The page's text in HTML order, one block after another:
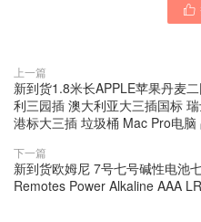

上一篇
新到货1.8米长APPLE苹果丹麦
利三园插 澳大利亚大三插国标
港标大三插 垃圾桶 Mac Pro电
下一篇
新到货欧姆尼 7号七号碱性电池
Remotes Power Alkaline AAA